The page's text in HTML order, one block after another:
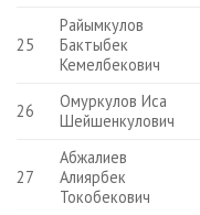
25
Райымкулов
Бактыбек
Кемелбекович
26
Омуркулов Иса
Шейшенкулович
27
Абжалиев
Алиярбек
Токобекович